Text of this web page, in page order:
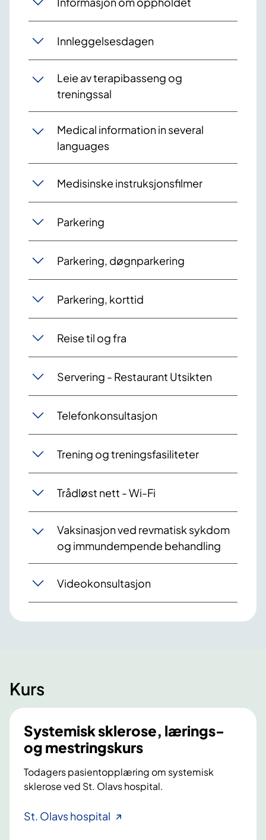
Innleggelsesdagen
Leie av terapibasseng og
treningssal
Medical information in several
languages
Medisinske instruksjonsfilmer
Parkering
Parkering, døgnparkering
Parkering, korttid
Reise til og fra
Servering - Restaurant Utsikten
Telefonkonsultasjon
Trening og treningsfasiliteter
Trådløst nett - Wi-Fi
Vaksinasjon ved revmatisk sykdom
og immundempende behandling
Videokonsultasjon
Kurs
Systemisk sklerose, lærings-
og mestringskurs
Todagers pasientopplæring om systemisk
sklerose ved St. Olavs hospital.
St. Olavs hospital S